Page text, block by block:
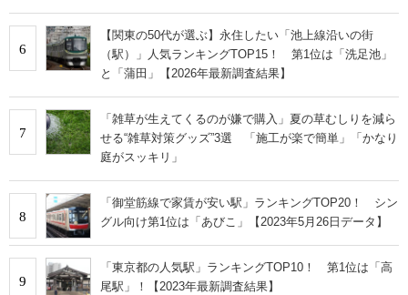
6
【関東の50代が選ぶ】永住したい「池上線沿いの街
（駅）」人気ランキングTOP15！ 第1位は「洗足池」
と「蒲田」【2026年最新調査結果】
7
「雑草が生えてくるのが嫌で購入」夏の草むしりを減ら
せる“雑草対策グッズ”3選 「施工が楽で簡単」「かなり
庭がスッキリ」
8
「御堂筋線で家賃が安い駅」ランキングTOP20！ シン
グル向け第1位は「あびこ」【2023年5月26日データ】
9
「東京都の人気駅」ランキングTOP10！ 第1位は「高
尾駅」！【2023年最新調査結果】